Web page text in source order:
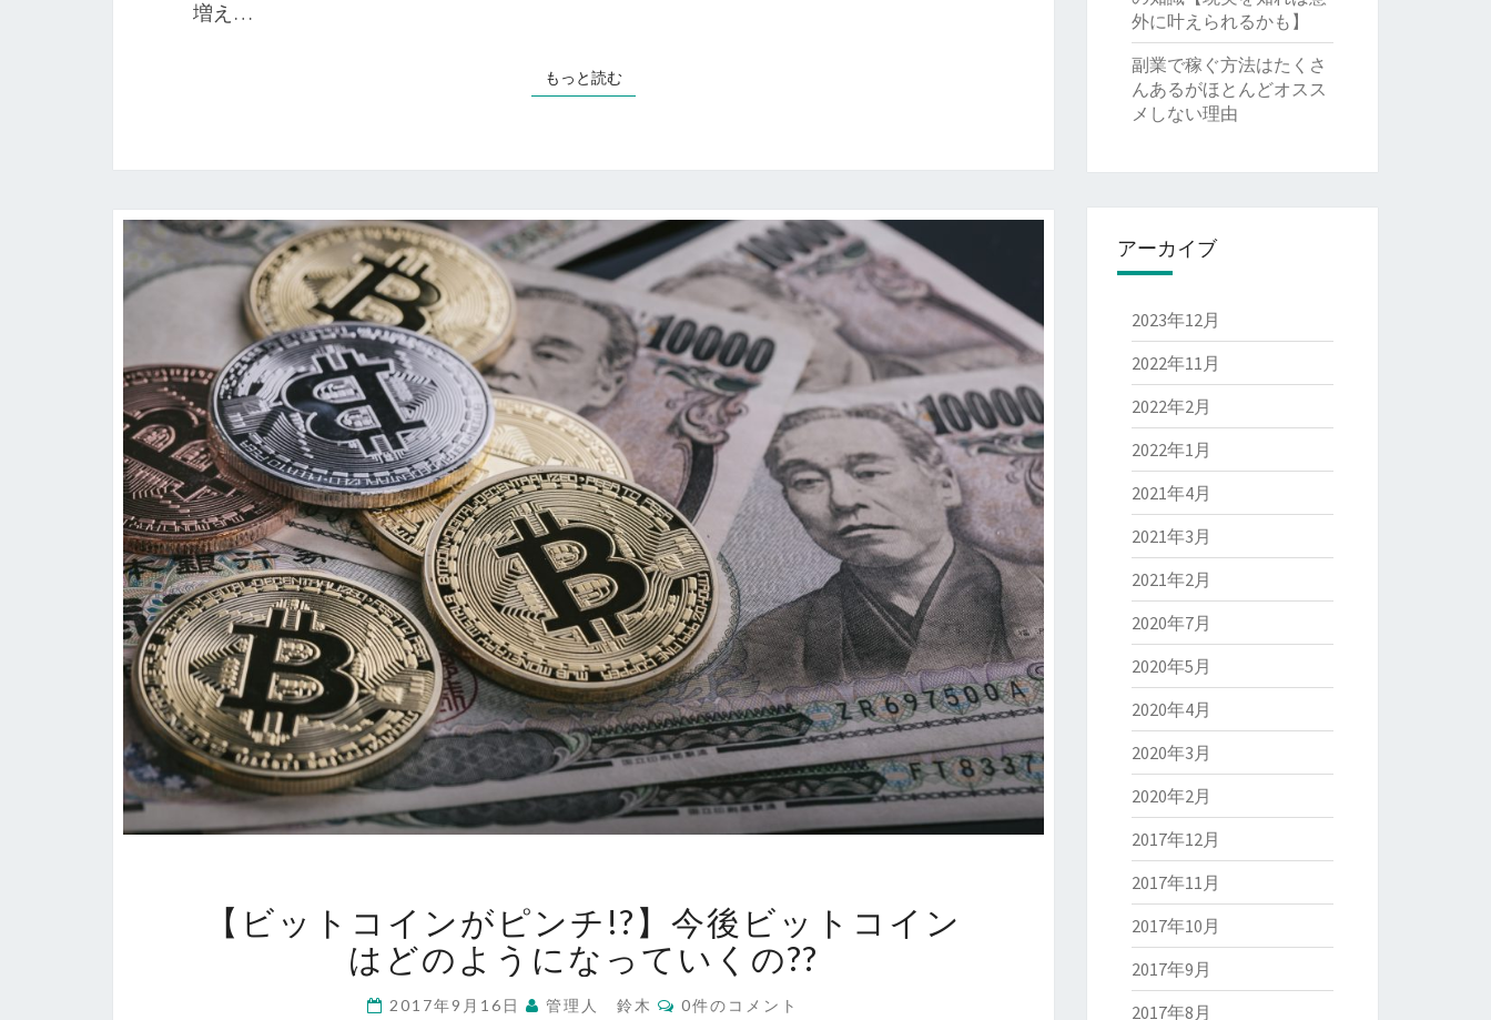
入
方
増え…
もっと読むもっと読む
ッ
ト
コ
イ
【ビットコインがピンチ!?】今後ビットコイン
はどのようになっていくの??
2017年9月16日 管理人 鈴木
コ
メ
0件のコメント
外に叶えられるかも】
副業で稼ぐ方法はたくさ
んあるがほとんどオスス
メしない理由
アーカイブ
2023年12月
2022年11月
2022年2月
2022年1月
2021年4月
2021年3月
2021年2月
2020年7月
2020年5月
2020年4月
2020年3月
2020年2月
2017年12月
2017年11月
2017年10月
2017年9月
2017年8月